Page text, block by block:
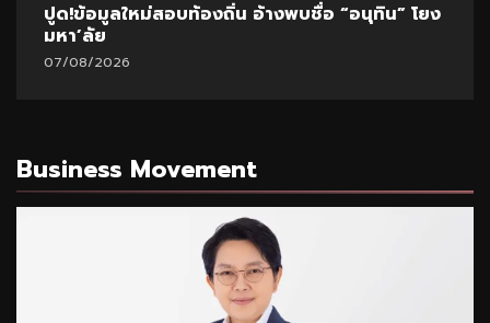
ปูด!ข้อมูลใหม่สอบท้องถิ่น อ้างพบชื่อ “อนุทิน” โยง
มหา’ลัย
07/08/2026
Business Movement